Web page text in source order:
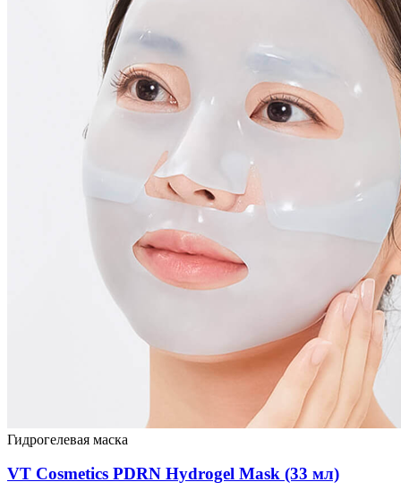
Гидрогелевая маска
VT Cosmetics PDRN Hydrogel Mask (33 мл)